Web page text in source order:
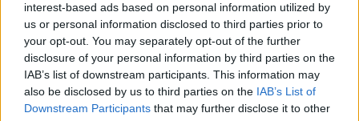
interest-based ads based on personal information utilized by
us or personal information disclosed to third parties prior to
your opt-out. You may separately opt-out of the further
disclosure of your personal information by third parties on the
IAB’s list of downstream participants. This information may
also be disclosed by us to third parties on the IAB’s List of
Downstream Participants that may further disclose it to other
Žiūrimiausi įrašai
00:00:30
Vaizdai iš tragiškos avarijos Vilniaus r.: dviejų moterų ir
vaiko gyvybių išgelbėti nepavyko